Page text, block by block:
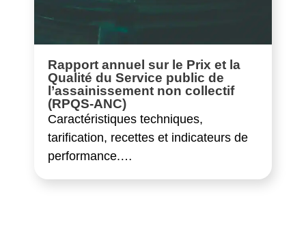
Rapport annuel sur le Prix et la
Qualité du Service public de
l’assainissement non collectif
(RPQS-ANC)
Caractéristiques techniques,
tarification, recettes et indicateurs de
performance.…